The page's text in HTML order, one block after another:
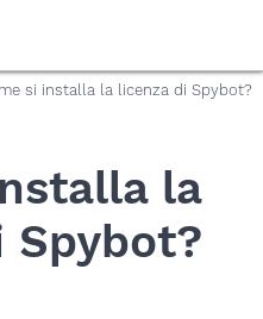
si installa la licenza di Spybot?
la
Spybot?